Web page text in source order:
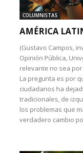
COLUMNISTAS
AMÉRICA
(Gustavo Campos,
Opinión Pública,
relevante no sea
La pregunta es por
ciudadanos ha
tradicionales, de
los problemas que
verdadero cambio